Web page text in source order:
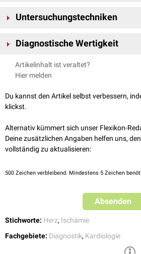
Verdacht auf eine bedeutsameProgression
Bestimmung der hämodynamischen
grenzwertigen Koronarstenose
Verdacht auf Dysfunktion
Venenbypasses
Untersuchungstechniken
Belastungs-EKG
Stress-Echokardiographie
Stress-MRT
PET(für die Routine unbedeutsam)
Keine unmittelbare Ischämiediagnostik, aber
Herzkatheteruntersuchung(
Intravaskulärer Ultraschall
Diagnostische Wertigkeit
Die erwähnten Methoden haben jeweils
Wertigkeit, so dass bei vielen Patienten
Artikelinhalt ist veraltet?
Hier melden
Du kannst den Artikel selbst verbessern,
klickst.
Alternativ kümmert sich unser Flexikon-
Deine zusätzlichen Angaben helfen uns,
vollständig zu aktualisieren:
500 Zeichen verbleibend. Mindestens 5 Zeichen
Absenden
Stichworte: Herz, Ischämie
Fachgebiete: Diagnostik, Kardiologie